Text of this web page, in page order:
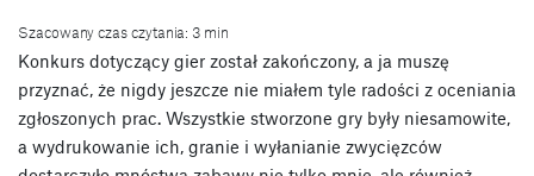
Szacowany czas czytania: 3 min
Konkurs dotyczący gier został zakończony, a ja muszę
przyznać, że nigdy jeszcze nie miałem tyle radości z oceniania
zgłoszonych prac. Wszystkie stworzone gry były niesamowite,
a wydrukowanie ich, granie i wyłanianie zwycięzców